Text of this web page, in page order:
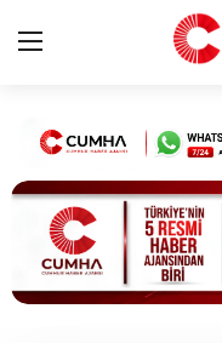
Kurumsal
Cumhurbaşkanlığı
Bakanlıklar